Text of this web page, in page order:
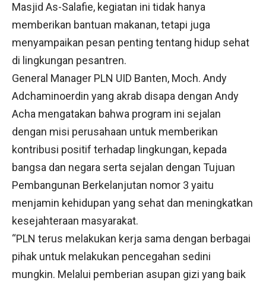
Masjid As-Salafie, kegiatan ini tidak hanya
memberikan bantuan makanan, tetapi juga
menyampaikan pesan penting tentang hidup sehat
di lingkungan pesantren.
General Manager PLN UID Banten, Moch. Andy
Adchaminoerdin yang akrab disapa dengan Andy
Acha mengatakan bahwa program ini sejalan
dengan misi perusahaan untuk memberikan
kontribusi positif terhadap lingkungan, kepada
bangsa dan negara serta sejalan dengan Tujuan
Pembangunan Berkelanjutan nomor 3 yaitu
menjamin kehidupan yang sehat dan meningkatkan
kesejahteraan masyarakat.
“PLN terus melakukan kerja sama dengan berbagai
pihak untuk melakukan pencegahan sedini
mungkin. Melalui pemberian asupan gizi yang baik